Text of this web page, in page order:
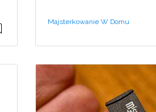
Majsterkowanie W Domu